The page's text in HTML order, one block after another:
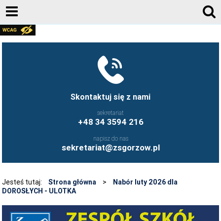
Skontaktuj się z nami
sekretariat
+48 34 3594 216
napisz do nas
sekretariat@zsgorzow.pl
AKTUALNOŚCI
UCZNIOWIE ZS GORZÓW ŚLĄSKI - FB
FRYZJERSTWO NASZEJ SZKOŁY - FB
O SZKOLE
GALERIA ZDJĘĆ 2020-2026
Jesteś tutaj: Strona główna >
Nabór luty 2026 dla
DOROSŁYCH - ULOTKA